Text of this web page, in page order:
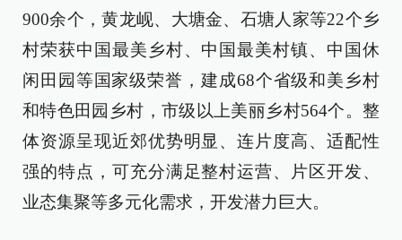
900余个，黄龙岘、大塘金、石塘人家等22个乡
村荣获中国最美乡村、中国最美村镇、中国休
闲田园等国家级荣誉，建成68个省级和美乡村
和特色田园乡村，市级以上美丽乡村564个。整
体资源呈现近郊优势明显、连片度高、适配性
强的特点，可充分满足整村运营、片区开发、
业态集聚等多元化需求，开发潜力巨大。